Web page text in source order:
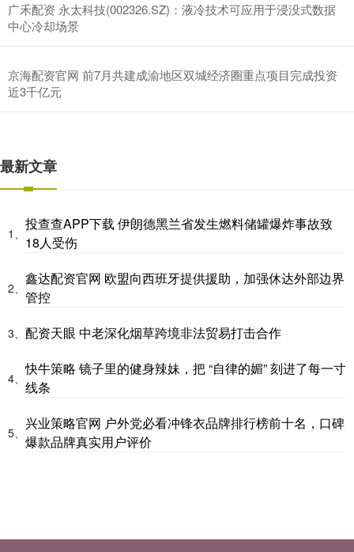
广禾配资 永太科技(002326.SZ)：液冷技术可应用于浸没式数据
中心冷却场景
京海配资官网 前7月共建成渝地区双城经济圈重点项目完成投资
近3千亿元
最新文章
1、
投查查APP下载 伊朗德黑兰省发生燃料储罐爆炸事故致
18人受伤
2、
鑫达配资官网 欧盟向西班牙提供援助，加强休达外部边界
管控
3、 配资天眼 中老深化烟草跨境非法贸易打击合作
4、
快牛策略 镜子里的健身辣妹，把 “自律的媚” 刻进了每一寸
线条
5、
兴业策略官网 户外党必看冲锋衣品牌排行榜前十名，口碑
爆款品牌真实用户评价